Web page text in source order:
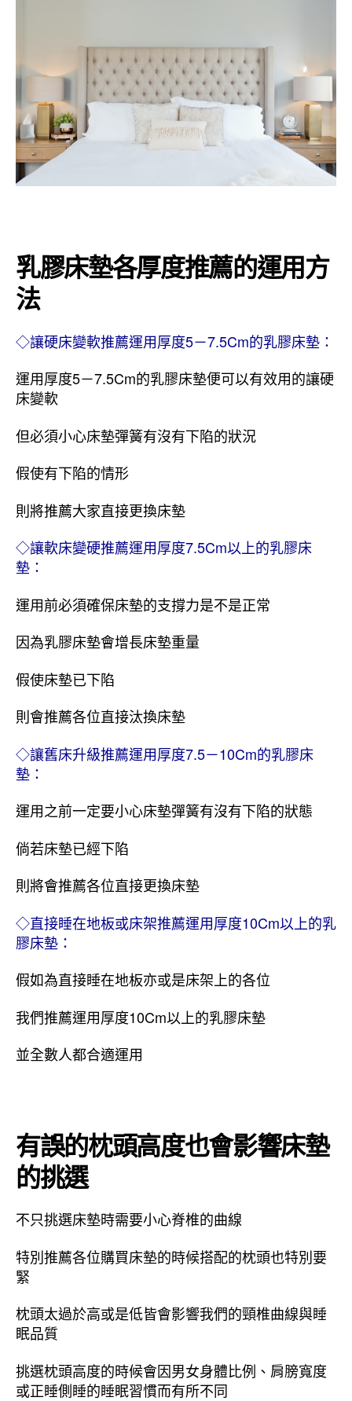
乳膠床墊各厚度推薦的運用方
法
◇讓硬床變軟推薦運用厚度5－7.5Cm的乳膠床墊：
運用厚度5－7.5Cm的乳膠床墊便可以有效用的讓硬
床變軟
但必須小心床墊彈簧有沒有下陷的狀況
假使有下陷的情形
則將推薦大家直接更換床墊
◇讓軟床變硬推薦運用厚度7.5Cm以上的乳膠床
墊：
運用前必須確保床墊的支撐力是不是正常
因為乳膠床墊會增長床墊重量
假使床墊已下陷
則會推薦各位直接汰換床墊
◇讓舊床升級推薦運用厚度7.5－10Cm的乳膠床
墊：
運用之前一定要小心床墊彈簧有沒有下陷的狀態
倘若床墊已經下陷
則將會推薦各位直接更換床墊
◇直接睡在地板或床架推薦運用厚度10Cm以上的乳
膠床墊：
假如為直接睡在地板亦或是床架上的各位
我們推薦運用厚度10Cm以上的乳膠床墊
並全數人都合適運用
有誤的枕頭高度也會影響床墊
的挑選
不只挑選床墊時需要小心脊椎的曲線
特別推薦各位購買床墊的時候搭配的枕頭也特別要
緊
枕頭太過於高或是低皆會影響我們的頸椎曲線與睡
眠品質
挑選枕頭高度的時候會因男女身體比例、肩膀寬度
或正睡側睡的睡眠習慣而有所不同